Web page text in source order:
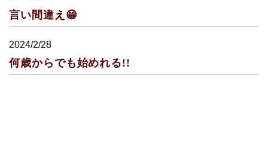
言い間違え😁
2024/2/28
何歳からでも始めれる!!